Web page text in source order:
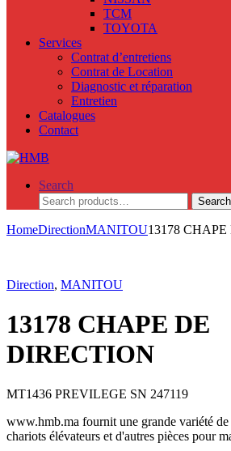
TCM
TOYOTA
Services
Contrat d’entretiens
Contrat de Location
Diagnostic et réparation
Entretien
Catalogues
Contact
Search
Search
for:
Search
HomeDirectionMANITOU13178
Direction, MANITOU
13178 CHAPE DE
DIRECTION
MT1436 PREVILEGE SN 247119
www.hmb.ma fournit une grande variété de
chariots élévateurs et d'autres pièces pour